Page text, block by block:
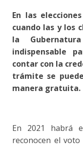
En las
cuando las y los
la
indispensable
contar con la
trámite se
manera gratuita.
En 2021 habrá
reconocen el